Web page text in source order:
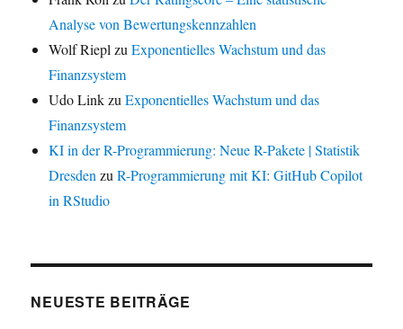
Analyse von Bewertungskennzahlen
Wolf Riepl zuExponentielles Wachstum und das
Finanzsystem
Udo LinkzuExponentielles Wachstum und das
Finanzsystem
KI in der R-Programmierung: Neue R-Pakete | Statistik
Dresden zuR-Programmierung mit KI: GitHub Copilot
in RStudio
NEUESTE BEITRÄGE